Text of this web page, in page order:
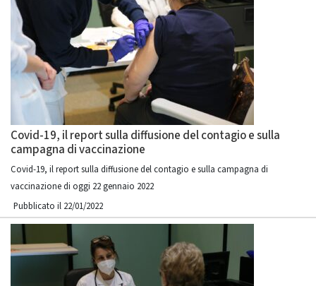
Covid-19, il report sulla diffusione del contagio e sulla
campagna di vaccinazione
Covid-19, il report sulla diffusione del contagio e sulla campagna di
vaccinazione di oggi 22 gennaio 2022
Pubblicato il 22/01/2022